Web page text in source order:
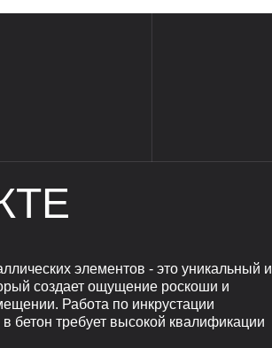
элементов - это уникальный и
создает ощущение роскоши и
Работа по инкрустации
бетон требует высокой квалификации